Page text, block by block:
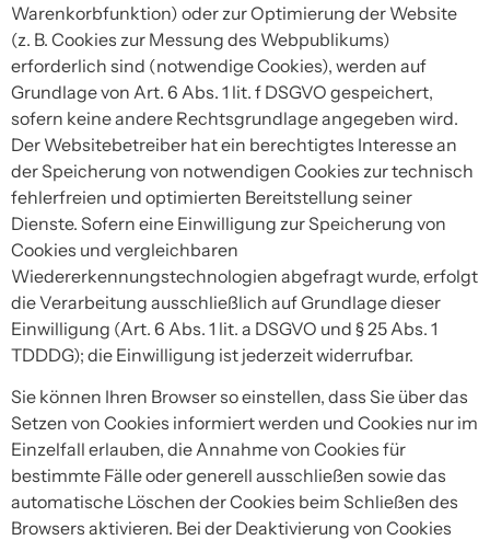
Warenkorbfunktion) oder zur Optimierung der Website
(z. B. Cookies zur Messung des Webpublikums)
erforderlich sind (notwendige Cookies), werden auf
Grundlage von Art. 6 Abs. 1 lit. f DSGVO gespeichert,
sofern keine andere Rechtsgrundlage angegeben wird.
Der Websitebetreiber hat ein berechtigtes Interesse an
der Speicherung von notwendigen Cookies zur technisch
fehlerfreien und optimierten Bereitstellung seiner
Dienste. Sofern eine Einwilligung zur Speicherung von
Cookies und vergleichbaren
Wiedererkennungstechnologien abgefragt wurde, erfolgt
die Verarbeitung ausschließlich auf Grundlage dieser
Einwilligung (Art. 6 Abs. 1 lit. a DSGVO und § 25 Abs. 1
TDDDG); die Einwilligung ist jederzeit widerrufbar.
Sie können Ihren Browser so einstellen, dass Sie über das
Setzen von Cookies informiert werden und Cookies nur im
Einzelfall erlauben, die Annahme von Cookies für
bestimmte Fälle oder generell ausschließen sowie das
automatische Löschen der Cookies beim Schließen des
Browsers aktivieren. Bei der Deaktivierung von Cookies